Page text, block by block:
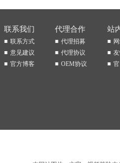
联系我们
联系方式
意见建议
官方博客
代理合作
代理招募
代理协议
OEM协议
站